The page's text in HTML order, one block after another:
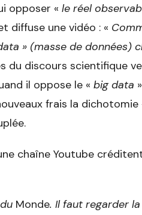
opposer « le réel
diffuse une vidéo : «
» (masse de données)
du discours scientifique
il oppose le « big data
frais la dichotomie
chaîne Youtube
Monde. Il faut regarder